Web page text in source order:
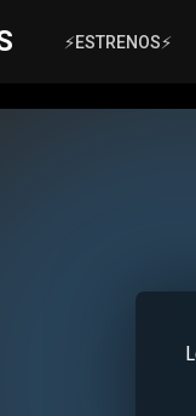
⚡ESTRENOS⚡